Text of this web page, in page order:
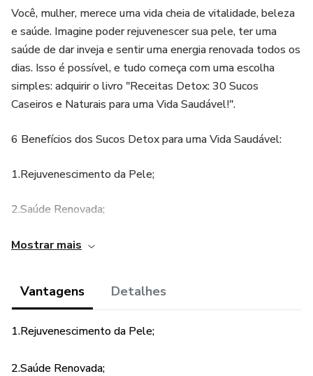
Você, mulher, merece uma vida cheia de vitalidade, beleza
e saúde. Imagine poder rejuvenescer sua pele, ter uma
saúde de dar inveja e sentir uma energia renovada todos os
dias. Isso é possível, e tudo começa com uma escolha
simples: adquirir o livro "Receitas Detox: 30 Sucos
Caseiros e Naturais para uma Vida Saudável!".
6 Benefícios dos Sucos Detox para uma Vida Saudável:
1.Rejuvenescimento da Pele;
2.Saúde Renovada;
3.Desintoxicação Profunda;
5.Perda de Peso Natural;
Mostrar mais
Vantagens Detalhes
1.Rejuvenescimento da Pele;
2.Saúde Renovada;